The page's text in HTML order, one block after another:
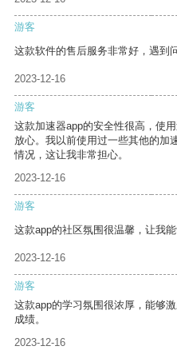
游客
这款软件的售后服务非常好，遇到
2023-12-16
游客
这款加速器app的安全性很高，使
放心。我以前使用过一些其他的加
情况，这让我非常担心。
2023-12-16
游客
这款app的社区氛围很温馨，让我能
2023-12-16
游客
这款app的学习氛围很浓厚，能够
成绩。
2023-12-16